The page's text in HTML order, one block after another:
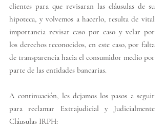
clientes para que revisaran las cláusulas de su
hipoteca, y volvemos a hacerlo, resulta de vital
importancia revisar caso por caso y velar por
los derechos reconocidos, en este caso, por falta
de transparencia hacia el consumidor medio por
parte de las entidades bancarias.
A continuación, les dejamos los pasos a seguir
para reclamar Extrajudicial y Judicialmente
Cláusulas IRPH: